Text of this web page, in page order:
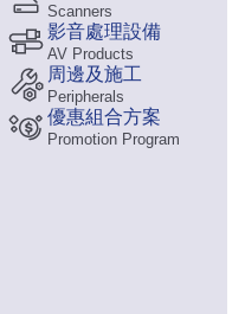
Scanners
影音處理設備
AV Products
周邊及施工
Peripherals
優惠組合方案
Promotion Program